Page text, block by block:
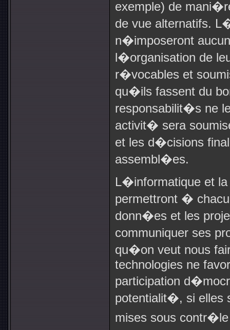
exemple) de
de vue alternatifs.
n�imposeront
l�organisation de
r�vocables et
qu�ils fassent du
responsabilit�s ne
activit� sera
et les d�cisions
assembl�es.
L�informatique et
permettront �
donn�es et les
communiquer ses
qu�on veut nous
technologies ne
participation
potentialit�, si elles
mises sous